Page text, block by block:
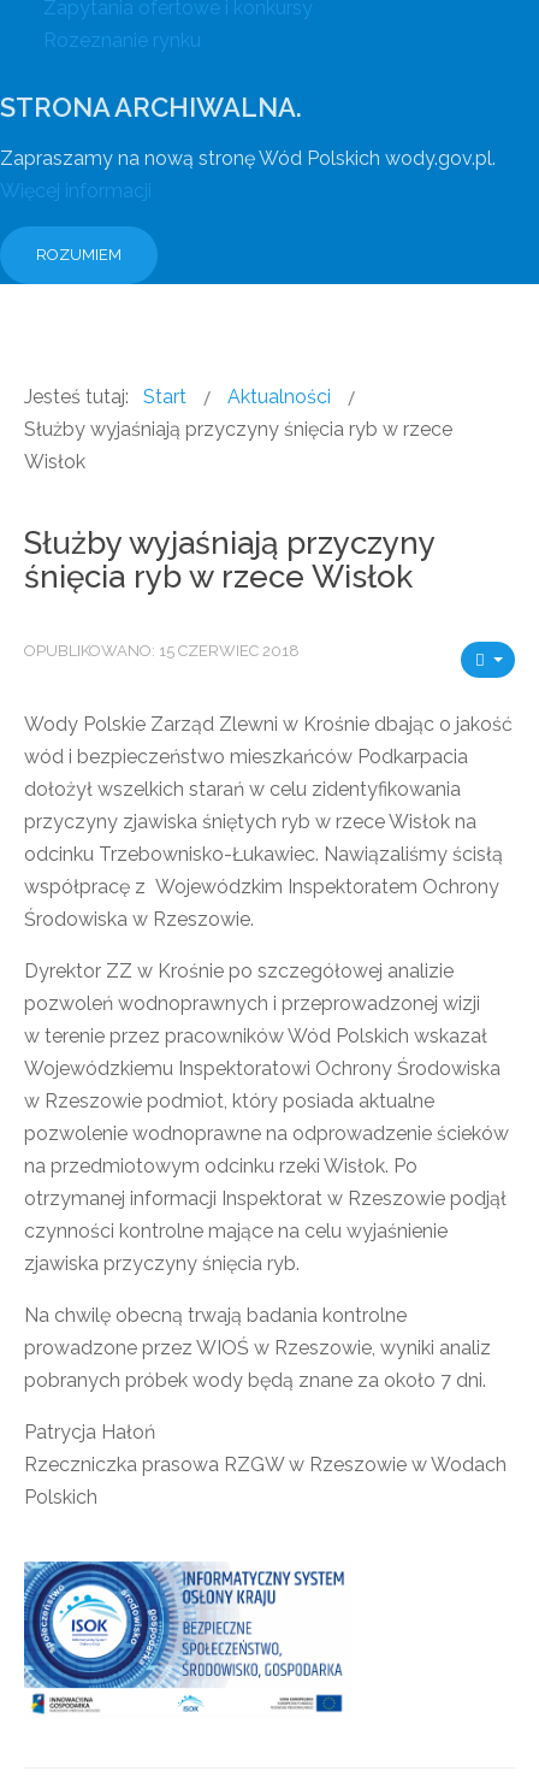
Zapytania ofertowe i konkursy
Rozeznanie rynku
STRONA ARCHIWALNA.
Zapraszamy na nową stronę Wód Polskich wody.gov.pl.
Więcej informacji
ROZUMIEM
Jesteś tutaj: Start
Aktualności
Służby wyjaśniają przyczyny śnięcia ryb w rzece
Wisłok
Służby wyjaśniają przyczyny
śnięcia ryb w rzece Wisłok
OPUBLIKOWANO: 15 CZERWIEC 2018
Wody Polskie Zarząd Zlewni w Krośnie dbając o jakość
wód i bezpieczeństwo mieszkańców Podkarpacia
dołożył wszelkich starań w celu zidentyfikowania
przyczyny zjawiska śniętych ryb w rzece Wisłok na
odcinku Trzebownisko-Łukawiec. Nawiązaliśmy ścisłą
współpracę z Wojewódzkim Inspektoratem Ochrony
Środowiska w Rzeszowie.
Dyrektor ZZ w Krośnie po szczegółowej analizie
pozwoleń wodnoprawnych i przeprowadzonej wizji
w terenie przez pracowników Wód Polskich wskazał
Wojewódzkiemu Inspektoratowi Ochrony Środowiska
w Rzeszowie podmiot, który posiada aktualne
pozwolenie wodnoprawne na odprowadzenie ścieków
na przedmiotowym odcinku rzeki Wisłok. Po
otrzymanej informacji Inspektorat w Rzeszowie podjął
czynności kontrolne mające na celu wyjaśnienie
zjawiska przyczyny śnięcia ryb.
Na chwilę obecną trwają badania kontrolne
prowadzone przez WIOŚ w Rzeszowie, wyniki analiz
pobranych próbek wody będą znane za około 7 dni.
Patrycja Hałoń
Rzeczniczka prasowa RZGW w Rzeszowie w Wodach
Polskich